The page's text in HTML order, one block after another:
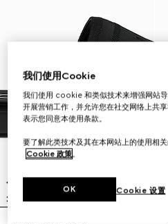
我们使用Cookie
我们使用 cookie 和类似技术来增强网站
开展营销工作，并允许您在社交网络上共
表示您同意本使用条款。
要了解此类技术及其在本网站上的使用相
Cookie 政策。
Cookie 设置
OK